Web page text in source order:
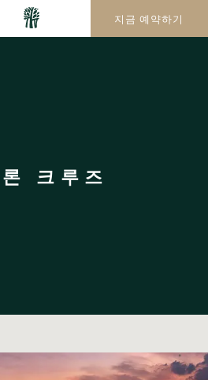
지금 예약하기
크루즈